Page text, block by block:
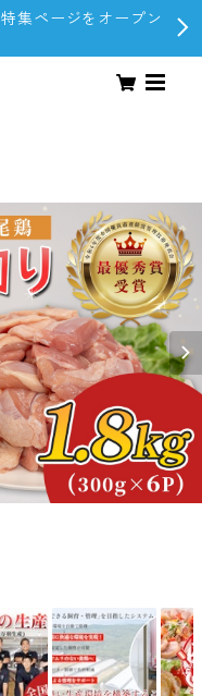
集ページをオープン